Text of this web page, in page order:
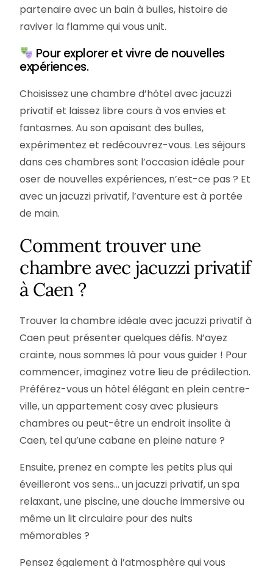
partenaire avec un bain à bulles, histoire de
raviver la flamme qui vous unit.
Pour explorer et vivre de nouvelles
expériences.
Choisissez une chambre d’hôtel avec jacuzzi
privatif et laissez libre cours à vos envies et
fantasmes. Au son apaisant des bulles,
expérimentez et redécouvrez-vous. Les séjours
dans ces chambres sont l’occasion idéale pour
oser de nouvelles expériences, n’est-ce pas ? Et
avec un jacuzzi privatif, l’aventure est à portée
de main.
Comment trouver une
chambre avec jacuzzi privatif
à Caen ?
Trouver la chambre idéale avec jacuzzi privatif à
Caen peut présenter quelques défis. N’ayez
crainte, nous sommes là pour vous guider ! Pour
commencer, imaginez votre lieu de prédilection.
Préférez-vous un hôtel élégant en plein centre-
ville, un appartement cosy avec plusieurs
chambres ou peut-être un endroit insolite à
Caen, tel qu’une cabane en pleine nature ?
Ensuite, prenez en compte les petits plus qui
éveilleront vos sens… un jacuzzi privatif, un spa
relaxant, une piscine, une douche immersive ou
même un lit circulaire pour des nuits
mémorables ?
Pensez également à l’atmosphère qui vous